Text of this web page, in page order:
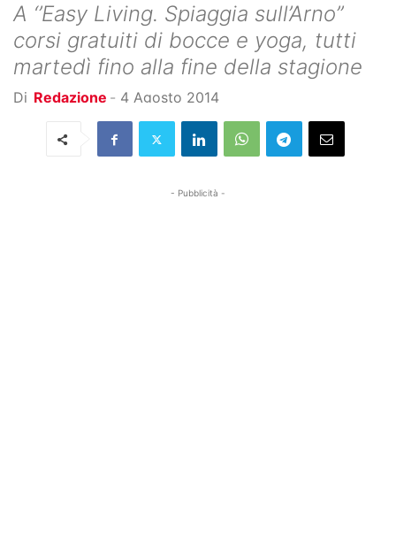
A ‘’Easy Living. Spiaggia sull’Arno’’
corsi gratuiti di bocce e yoga, tutti
martedì fino alla fine della stagione
Di Redazione - 4 Agosto 2014
- Pubblicità -